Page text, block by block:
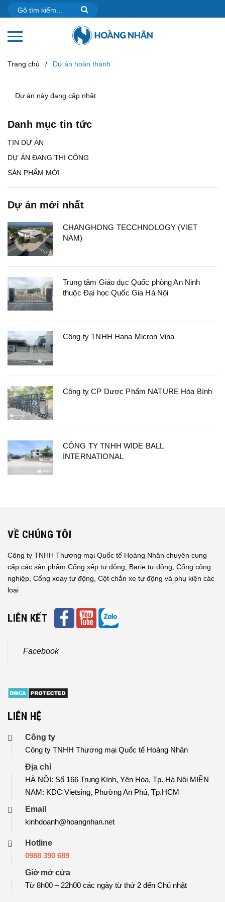
Trang chủ / Dự án hoàn thành
Dự án này đang cập nhật
Danh mục tin tức
TIN DỰ ÁN
DỰ ÁN ĐANG THI CÔNG
SẢN PHẨM MỚI
Dự án mới nhất
CHANGHONG TECCHNOLOGY (VIET
NAM)
Trung tâm Giáo dục Quốc phòng An Ninh
thuộc Đại học Quốc Gia Hà Nội
Công ty TNHH Hana Micron Vina
Công ty CP Dược Phẩm NATURE Hòa Bình
CÔNG TY TNHH WIDE BALL
INTERNATIONAL
VỀ CHÚNG TÔI
Công ty TNHH Thương mại Quốc tế Hoàng Nhân chuyên cung
cấp các sản phẩm Cổng xếp tự động, Barie tự động, Cổng công
nghiệp, Cổng xoay tự động, Cột chắn xe tự động và phụ kiện các
loại
LIÊN KẾT
Facebook
LIÊN HỆ
Công ty
Công ty TNHH Thương mại Quốc tế Hoàng Nhân
Địa chỉ
HÀ NỘI: Số 166 Trung Kính, Yên Hòa, Tp. Hà Nội MIỀN
NAM: KDC Vietsing, Phường An Phú, Tp.HCM
Email
kinhdoanh@hoangnhan.net
Hotline
0988 390 689
Giờ mở cửa
Từ 8h00 – 22h00 các ngày từ thứ 2 đến Chủ nhật